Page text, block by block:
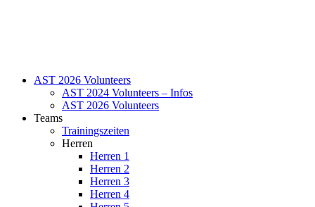
AST 2026 Volunteers
AST 2024 Volunteers – Infos
AST 2026 Volunteers
Teams
Trainingszeiten
Herren
Herren 1
Herren 2
Herren 3
Herren 4